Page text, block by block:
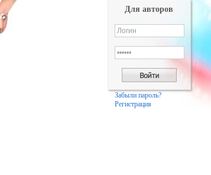
Для авторов
Забыли пароль?
Регистрация